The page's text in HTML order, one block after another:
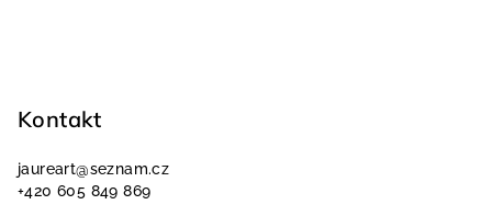
Kontakt
jaureart@seznam.cz
+420 605 849 869